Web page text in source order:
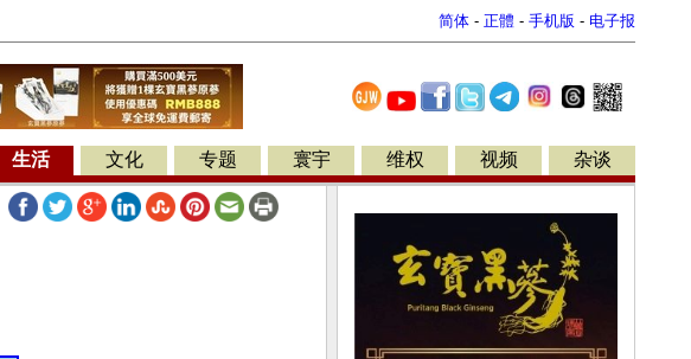
简体 - 正體 - 手机版 - 电子报
生活 文化 专题 寰宇 维权 视频 杂谈